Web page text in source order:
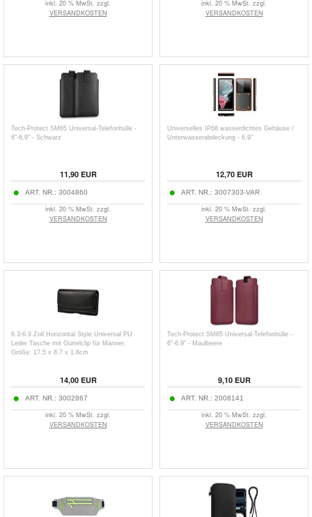
inkl. 20 % MwSt. zzgl.
VERSANDKOSTEN
inkl. 20 % MwSt. zzgl.
VERSANDKOSTEN
Tech-Protect SM65 Universal-Telefonhülle -
6"-6,9" - Schwarz
11,90EUR
ART. NR.: 3004860
inkl. 20 % MwSt. zzgl.
VERSANDKOSTEN
Universelles IP68 wasserdichtes Gehäuse /
Unterwasserabdeckung - 6.9"
12,70EUR
ART. NR.: 3007303-VAR
inkl. 20 % MwSt. zzgl.
VERSANDKOSTEN
6.3-6.9 Zoll Horizontal Style Universal PU
Leder Tasche mit Gürtelclip für Männer,
Größe: 17.5 x 8.7 x 1.8cm
14,00EUR
ART. NR.: 3002867
inkl. 20 % MwSt. zzgl.
VERSANDKOSTEN
Tech-Protect SM65 Universal-Telefonhülle -
6"-6.9" - Maulbeere
9,10EUR
ART. NR.: 2008141
inkl. 20 % MwSt. zzgl.
VERSANDKOSTEN